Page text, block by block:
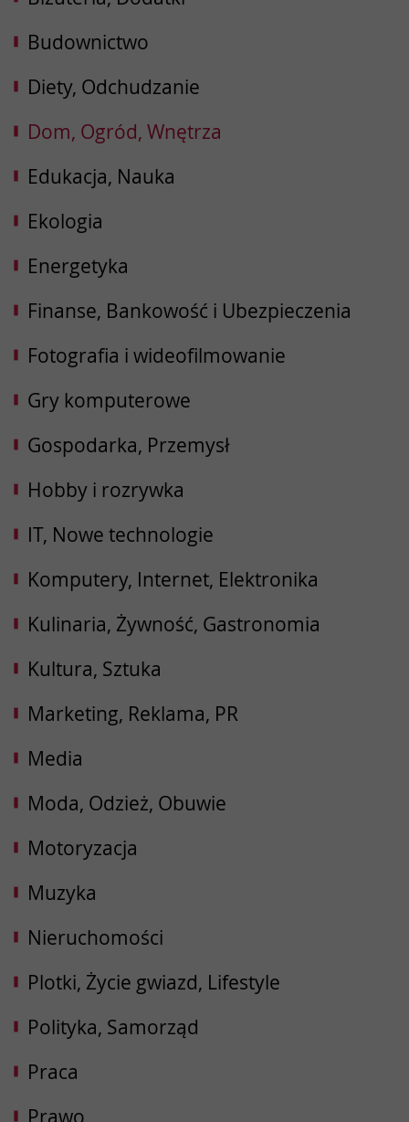
Budownictwo
Diety, Odchudzanie
Dom, Ogród, Wnętrza
Edukacja, Nauka
Ekologia
Energetyka
Finanse, Bankowość i Ubezpieczenia
Fotografia i wideofilmowanie
Gry komputerowe
Gospodarka, Przemysł
Hobby i rozrywka
IT, Nowe technologie
Komputery, Internet, Elektronika
Kulinaria, Żywność, Gastronomia
Kultura, Sztuka
Marketing, Reklama, PR
Media
Moda, Odzież, Obuwie
Motoryzacja
Muzyka
Nieruchomości
Plotki, Życie gwiazd, Lifestyle
Polityka, Samorząd
Praca
Prawo